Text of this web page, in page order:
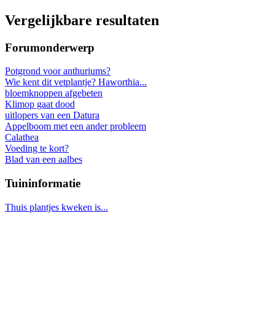
Vergelijkbare resultaten
Forumonderwerp
Potgrond voor anthuriums?
Wie kent dit vetplantje? Haworthia...
bloemknoppen afgebeten
Klimop gaat dood
uitlopers van een Datura
Appelboom met een ander probleem
Calathea
Voeding te kort?
Blad van een aalbes
Tuininformatie
Thuis plantjes kweken is...